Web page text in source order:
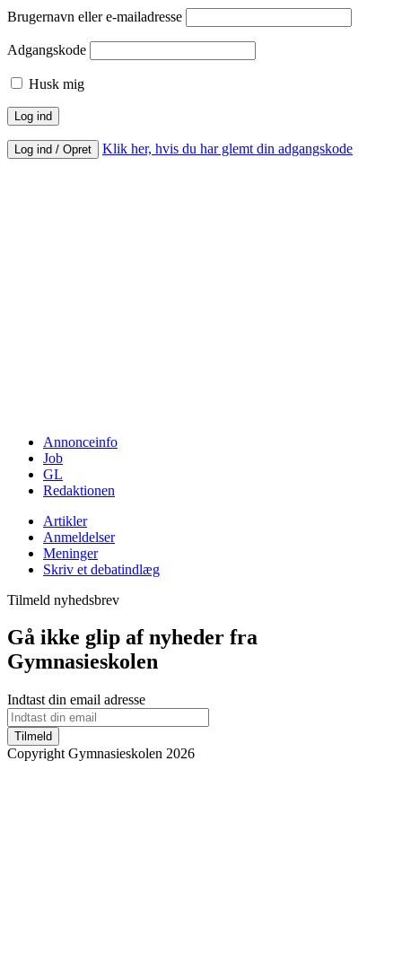
Brugernavn eller e-mailadresse
Adgangskode
Husk mig
Log ind / Opret Klik her, hvis du har glemt din adgangskode
Annonceinfo
Job
GL
Redaktionen
Artikler
Anmeldelser
Meninger
Skriv et debatindlæg
Tilmeld nyhedsbrev
Gå ikke glip af nyheder fra
Gymnasieskolen
Indtast din email adresse
Tilmeld
Copyright Gymnasieskolen 2026